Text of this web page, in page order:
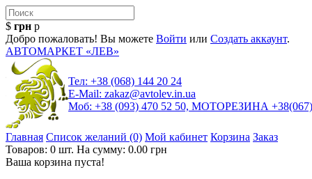
$ грн р
Добро пожаловать! Вы можете Войти или Создать аккаунт.
АВТОМАРКЕТ «ЛЕВ»
Тел: +38 (068) 144 20 24
E-Mail: zakaz@avtolev.in.ua
Моб: +38 (093) 470 52 50, МОТОРЕЗИНА +38(067)
Главная Список желаний (0) Мой кабинет Корзина Заказ
Товаров: 0 шт. На сумму: 0.00 грн
Ваша корзина пуста!